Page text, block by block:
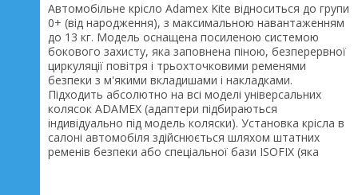
Автомобільне крісло Adamex Kite відноситься до групи
0+ (від народження), з максимальною навантаженням
до 13 кг. Модель оснащена посиленою системою
бокового захисту, яка заповнена піною, безперервної
циркуляції повітря і трьохточковими ременями
безпеки з м'якими вкладишами і накладками.
Підходить абсолютно на всі моделі універсальних
колясок ADAMEX (адаптери підбираються
індивідуально під модель коляски). Установка крісла в
салоні автомобіля здійснюється шляхом штатних
ременів безпеки або спеціальної бази ISOFIX (яка